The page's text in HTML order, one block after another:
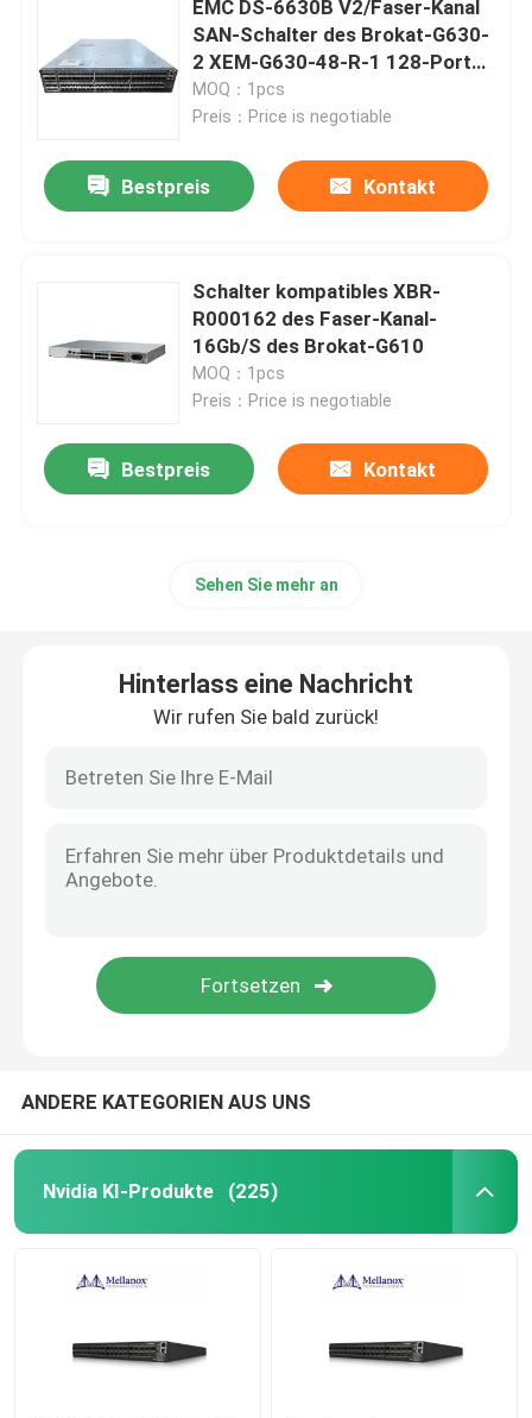
Modul Ciscos SFP
Transceiver 40G QSFP+
Optischer Transceiver SFPs
DAC/AOC-Optische Kabel
EMC DS-6630B V2/Faser-Kanal
SAN-Schalter des Brokat-G630-
2 XEM-G630-48-R-1 128-Port
32Gb 2U
MOQ：1pcs
Preis：Price is negotiable
Bestpreis Kontakt
Schalter kompatibles XBR-
R000162 des Faser-Kanal-
16Gb/S des Brokat-G610
MOQ：1pcs
Preis：Price is negotiable
Bestpreis Kontakt
Sehen Sie mehr an
Hinterlass eine Nachricht
Wir rufen Sie bald zurück!
ANDERE KATEGORIEN AUS UNS
Nvidia KI-Produkte (225)